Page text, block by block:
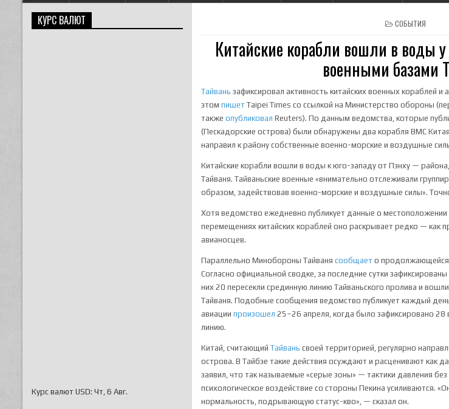
POSTED IN
СОБЫТИЯ
Китайские корабли вошли в воды
военными базами
Тайвань зафиксировал активность китайских военных кораблей и
этомпишет Taipei Times со ссылкой на Министерство обороны
такжеопубликовал Reuters). По данным ведомства, которые
(Пескадорские острова) были обнаружены два корабля ВМС
направил к району собственные военно-морские и воздушные
Китайские корабли вошли в воды к юго-западу от Пэнху —
Тайваня. Тайваньские военные «внимательно отслеживали
образом, задействовав военно-морские и воздушные силы».
Хотя ведомство ежедневно публикует данные о
перемещениях китайских кораблей оно раскрывает редко — как
авианосцев.
Параллельно Минобороны Тайванясообщает о продолжающейся
Согласно официальной сводке, за последние сутки
них 20 пересекли срединную линию Тайваньского пролива и
Тайваня. Подобные сообщения ведомство публикует каждый
авиациипроизошел 25–26 апреля, когда было зафиксировано 28
линию.
Китай, считающийТайвань своей территорией, регулярно
острова. В Тайбэе такие действия осуждают и расценивают как
заявил, что так называемые «серые зоны» — тактики давления
психологическое воздействие со стороны Пекина усиливаются.
нормальность, подрывающую статус-кво», — сказал он.
КУРС ВАЛЮТ
Курс валют USD: Чт, 6 Авг.